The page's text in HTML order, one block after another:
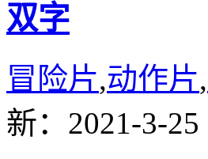
双字
冒险片,动作片,
新：2021-3-25